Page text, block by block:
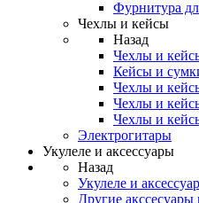
Фурнитура
Чехлы и кейсы
Назад
Чехлы и
Кейсы и
Чехлы и
Чехлы и
Чехлы и
Электрогитары
Укулеле и аксессуары
Назад
Укулеле и
Другие